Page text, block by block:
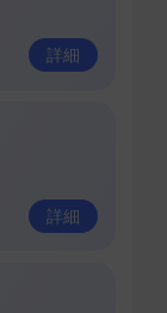
詳細
詳細